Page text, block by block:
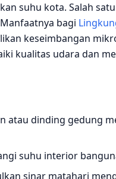
suhu kota. Salah
bagi
keseimbangan
kualitas udara dan
atau dinding gedung
suhu interior
sinar matahari